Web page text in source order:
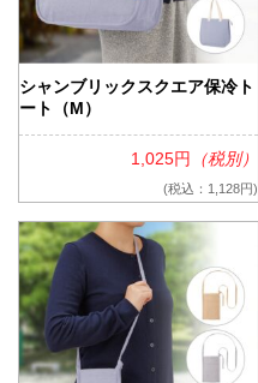
シャンブリックスクエア保冷ト
ート（M）
1,025円 （税別）
(税込：1,128円)